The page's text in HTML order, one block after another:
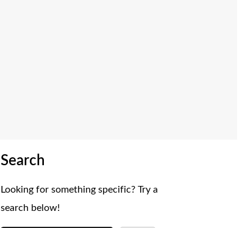
Search
Looking for something specific? Try a
search below!